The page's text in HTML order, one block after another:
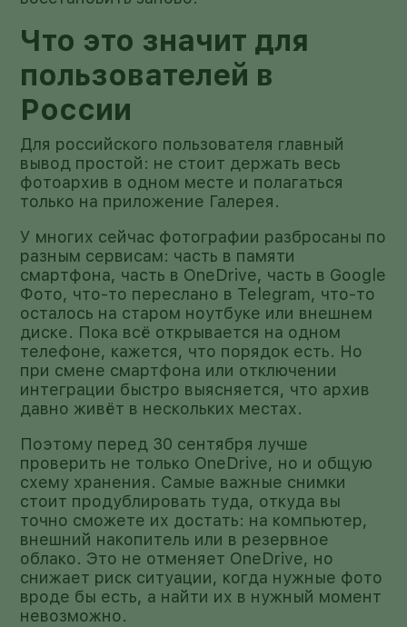
Что это значит для
пользователей в
России
Для российского пользователя главный
вывод простой: не стоит держать весь
фотоархив в одном месте и полагаться
только на приложение Галерея.
У многих сейчас фотографии разбросаны по
разным сервисам: часть в памяти
смартфона, часть в OneDrive, часть в Google
Фото, что-то переслано в Telegram, что-то
осталось на старом ноутбуке или внешнем
диске. Пока всё открывается на одном
телефоне, кажется, что порядок есть. Но
при смене смартфона или отключении
интеграции быстро выясняется, что архив
давно живёт в нескольких местах.
Поэтому перед 30 сентября лучше
проверить не только OneDrive, но и общую
схему хранения. Самые важные снимки
стоит продублировать туда, откуда вы
точно сможете их достать: на компьютер,
внешний накопитель или в резервное
облако. Это не отменяет OneDrive, но
снижает риск ситуации, когда нужные фото
вроде бы есть, а найти их в нужный момент
невозможно.